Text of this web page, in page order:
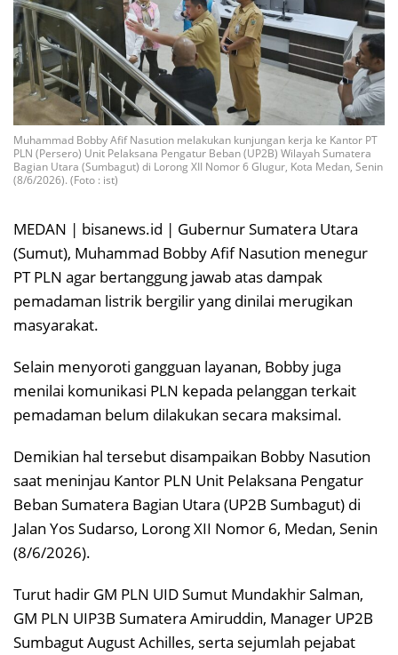
Muhammad Bobby Afif Nasution melakukan kunjungan kerja ke Kantor PT
PLN (Persero) Unit Pelaksana Pengatur Beban (UP2B) Wilayah Sumatera
Bagian Utara (Sumbagut) di Lorong XII Nomor 6 Glugur, Kota Medan, Senin
(8/6/2026). (Foto : ist)
MEDAN | bisanews.id | Gubernur Sumatera Utara
(Sumut), Muhammad Bobby Afif Nasution menegur
PT PLN agar bertanggung jawab atas dampak
pemadaman listrik bergilir yang dinilai merugikan
masyarakat.
Selain menyoroti gangguan layanan, Bobby juga
menilai komunikasi PLN kepada pelanggan terkait
pemadaman belum dilakukan secara maksimal.
Demikian hal tersebut disampaikan Bobby Nasution
saat meninjau Kantor PLN Unit Pelaksana Pengatur
Beban Sumatera Bagian Utara (UP2B Sumbagut) di
Jalan Yos Sudarso, Lorong XII Nomor 6, Medan, Senin
(8/6/2026).
Turut hadir GM PLN UID Sumut Mundakhir Salman,
GM PLN UIP3B Sumatera Amiruddin, Manager UP2B
Sumbagut August Achilles, serta sejumlah pejabat